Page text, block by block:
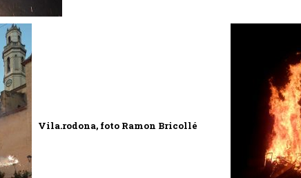
Vila.rodona, foto Ramon Bricollé